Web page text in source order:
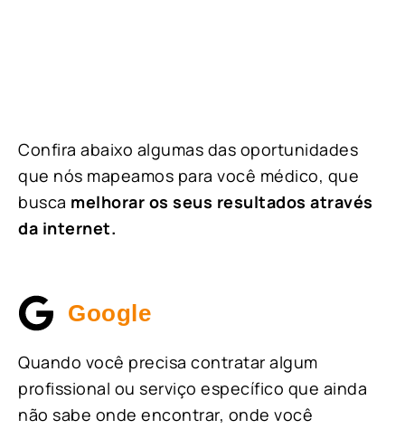
Confira abaixo algumas das oportunidades
que nós mapeamos para você médico, que
busca melhorar os seus resultados através
da internet.
Google
Quando você precisa contratar algum
profissional ou serviço específico que ainda
não sabe onde encontrar, onde você